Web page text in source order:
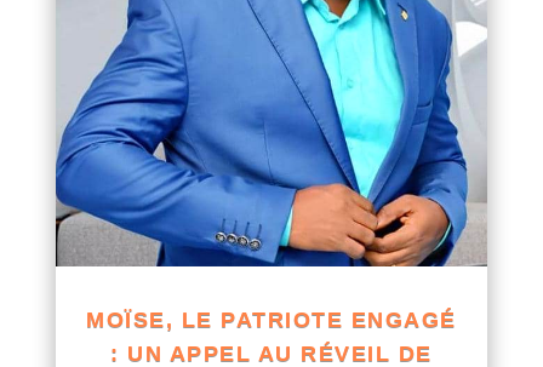
MOÏSE, LE PATRIOTE ENGAGÉ
: UN APPEL AU RÉVEIL DE